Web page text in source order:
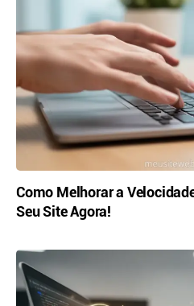
Como Melhorar a
Seu Site Agora!